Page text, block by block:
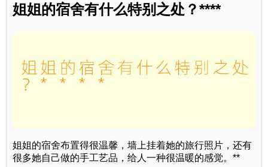
姐姐的宿舍有什么特别之处？****
姐姐的宿舍布置得很温馨，墙上挂着她的旅行照片，还有
很多她自己做的手工艺品，给人一种很温暖的感觉。**